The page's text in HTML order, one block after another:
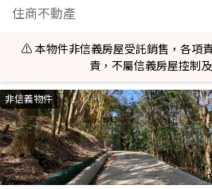
住商不動產
⚠️ 本物件非信義房屋受託銷售，各項
責，不屬信義房屋控制
非信義物件